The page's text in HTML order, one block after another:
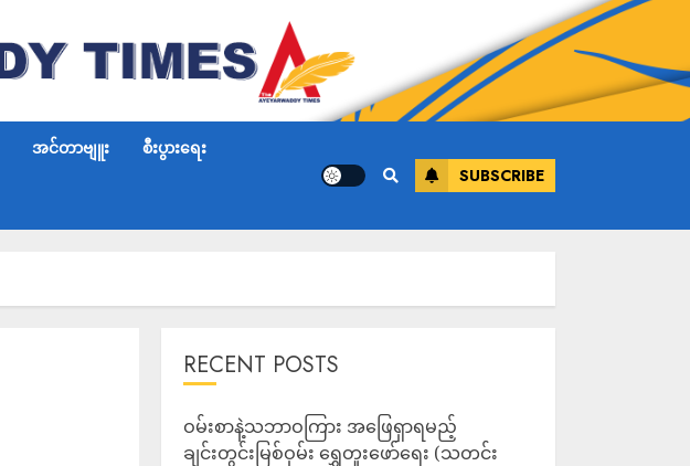
အင်တာဗျူး စီးပွားရေး
SUBSCRIBE
RECENT POSTS
ဝမ်းစာနဲ့သဘာဝကြား အဖြေရှာရမည့်
ချင်းတွင်းမြစ်ဝှမ်း ရွှေတူးဖော်ရေး (သတင်း